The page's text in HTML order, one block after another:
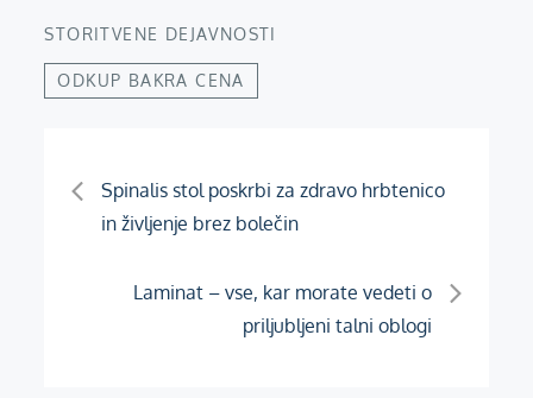
STORITVENE DEJAVNOSTI
ODKUP BAKRA CENA
Navigacija
prispevka
Spinalis stol poskrbi za zdravo hrbtenico
in življenje brez bolečin
Laminat – vse, kar morate vedeti o
priljubljeni talni oblogi